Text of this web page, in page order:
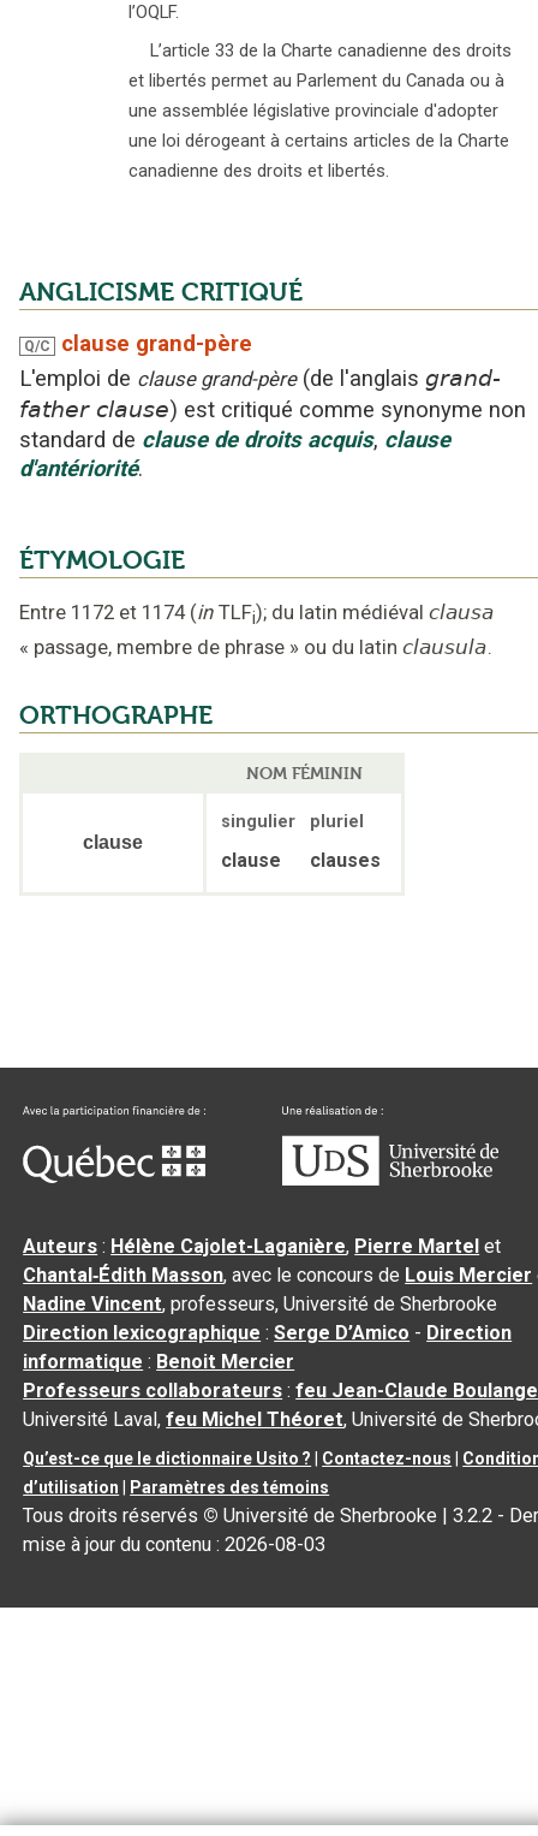
l’OQLF.
L’article 33 de la Charte canadienne des droits
et libertés permet au Parlement du Canada ou à
une assemblée législative provinciale d'adopter
une loi dérogeant à certains articles de la Charte
canadienne des droits et libertés.
ANGLICISME CRITIQUÉ
Q/C
clause grand-père
L'emploi de clause grand-père (de l'anglais grand-
father clause) est critiqué comme synonyme non
standard de clause de droits acquis, clause
d'antériorité.
ÉTYMOLOGIE
Entre 1172 et 1174 (in TLFi); du latin médiéval clausa
« passage, membre de phrase » ou du latin clausula.
ORTHOGRAPHE
NOM FÉMININ
clause
singulier pluriel
clause clauses
Auteurs : Hélène Cajolet-Laganière, Pierre Martel et
Chantal‑Édith Masson, avec le concours de Louis Mercier
Nadine Vincent, professeurs, Université de Sherbrooke
Direction lexicographique :Serge D’Amico - Direction
informatique : Benoit Mercier
Professeurs collaborateurs :feu Jean-Claude
Université Laval,feu Michel Théoret, Université de
Qu’est-ce que le dictionnaire Usito ? Contactez-nous
d’utilisation
Paramètres des témoins
Tous droits réservés © Université de Sherbrooke |3.2.2 -
mise à jour du contenu :2026-08-03